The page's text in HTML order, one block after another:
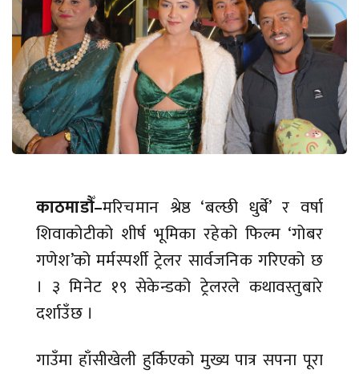
काठमाडौँ–मरिचमान श्रेष्ठ ‘बल्छी धुर्बे’ र वर्षा
शिवाकोटीको शीर्ष भूमिका रहेको फिल्म ‘गोबर
गणेश’को मर्मस्पर्शी ट्रेलर सार्वजनिक गरिएको छ
। ३ मिनेट १९ सेकेन्डको ट्रेलरले कथावस्तुबारे
दर्शाउँछ ।
गाउँमा हाँसीखेली हुर्किएको मुख्य पात्र सपना पूरा